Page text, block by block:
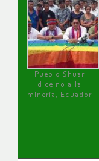
Pueblo Shuar
dice no a la
minería, Ecuador